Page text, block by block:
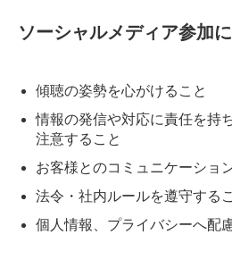
ソーシャルメディア参加
傾聴の姿勢を心がけること
情報の発信や対応に責任を持
注意すること
お客様とのコミュニケーショ
法令・社内ルールを遵守する
個人情報、プライバシーへ配